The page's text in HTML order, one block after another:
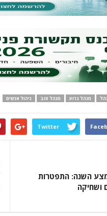
מנהל גרוע מנהל טוב ניהול אנשים
Twitter
השנה: התפטרות
ושחיקה